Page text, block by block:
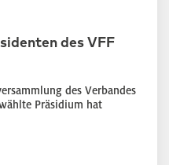
des VFF
des Verbandes
Präsidium hat